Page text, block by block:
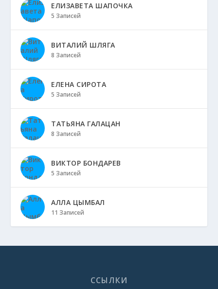
ЕЛИЗАВЕТА ШАПОЧКА
5 Записей
ВИТАЛИЙ ШЛЯГА
8 Записей
ЕЛЕНА СИРОТА
5 Записей
ТАТЬЯНА ГАЛАЦАН
8 Записей
ВИКТОР БОНДАРЕВ
5 Записей
АЛЛА ЦЫМБАЛ
11 Записей
ССЫЛКИ